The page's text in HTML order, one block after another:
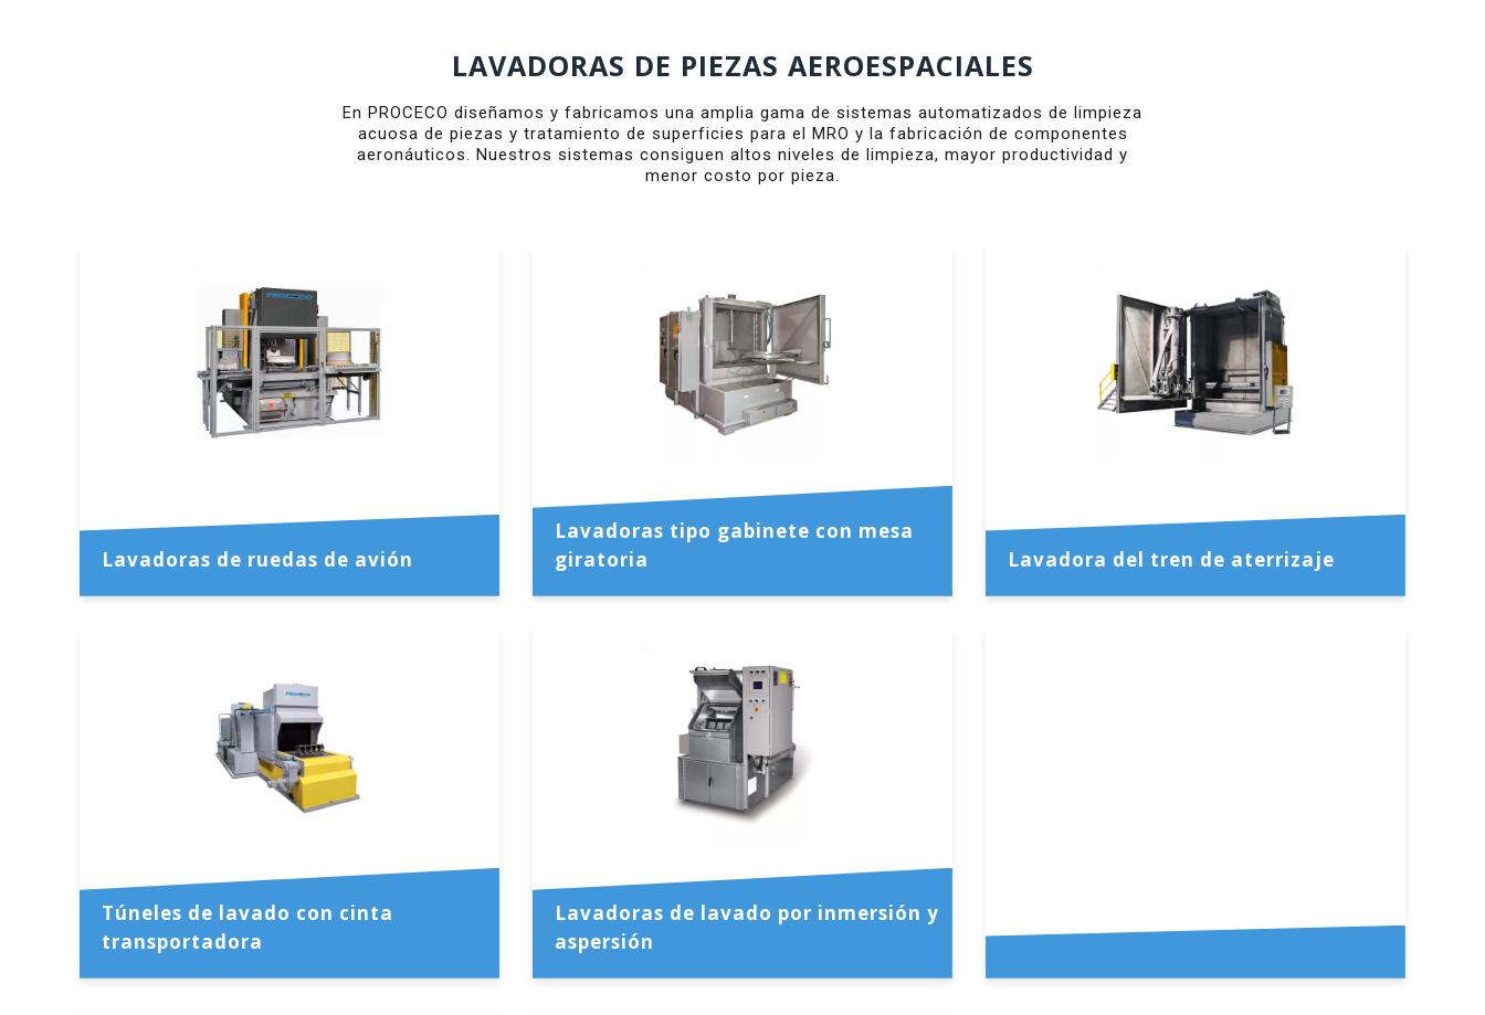
LAVADORAS DE PIEZAS AEROESPACIALES
En PROCECO diseñamos y fabricamos una amplia gama de sistemas automatizados de limpieza
acuosa de piezas y tratamiento de superficies para el MRO y la fabricación de componentes
aeronáuticos. Nuestros sistemas consiguen altos niveles de limpieza, mayor productividad y
menor costo por pieza.
Lavadoras de ruedas de avión
Lavadoras tipo gabinete con mesa
giratoria
Lavadora del tren de aterrizaje
Túneles de lavado con cinta
transportadora
Lavadoras de lavado por inmersión y
aspersión